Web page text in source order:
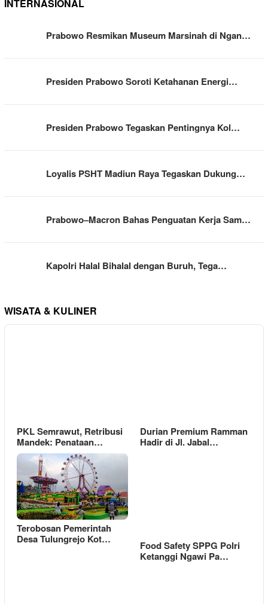
INTERNASIONAL
Prabowo Resmikan Museum Marsinah di Ngan…
Presiden Prabowo Soroti Ketahanan Energi…
Presiden Prabowo Tegaskan Pentingnya Kol…
Loyalis PSHT Madiun Raya Tegaskan Dukung…
Prabowo–Macron Bahas Penguatan Kerja Sam…
Kapolri Halal Bihalal dengan Buruh, Tega…
WISATA & KULINER
PKL Semrawut, Retribusi
Mandek: Penataan…
Durian Premium Ramman
Hadir di Jl. Jabal…
Terobosan Pemerintah
Desa Tulungrejo Kot…
Food Safety SPPG Polri
Ketanggi Ngawi Pa…